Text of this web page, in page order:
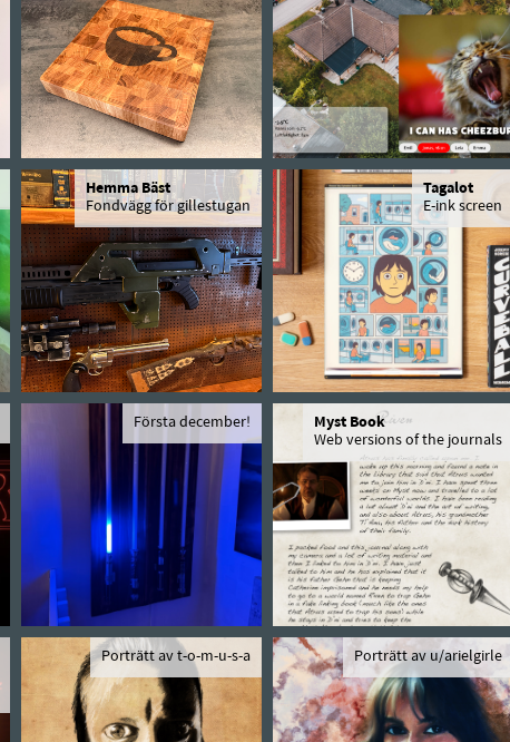
Hemma Bäst
Fondvägg för gillestugan
Tagalot
E-ink screen
Första december!
Myst Book
Web versions of the journals
Porträtt av t-o-m-u-s-a Porträtt av u/arielgirle